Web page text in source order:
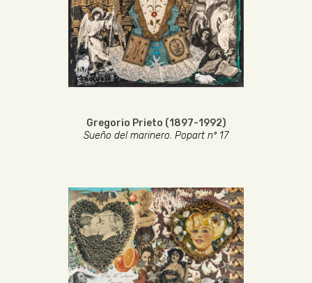
Gregorio Prieto (1897-1992)
Sueño del marinero. Popart nº 17